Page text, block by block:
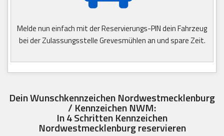
Melde nun einfach mit der Reservierungs-PIN dein Fahrzeug
bei der Zulassungsstelle Grevesmühlen an und spare Zeit.
Dein Wunschkennzeichen Nordwestmecklenburg
/ Kennzeichen NWM:
In 4 Schritten Kennzeichen
Nordwestmecklenburg reservieren